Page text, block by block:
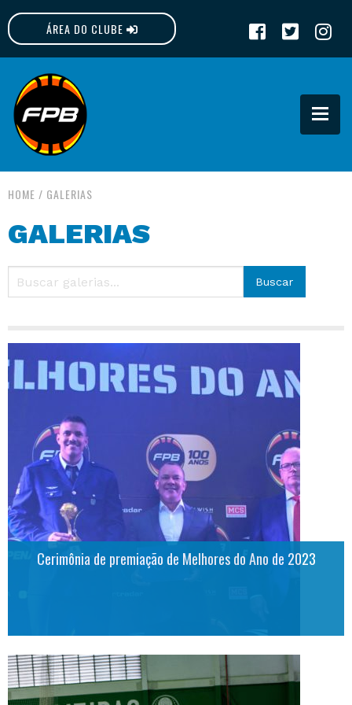
ÁREA DO CLUBE
FPB
HOME / GALERIAS
GALERIAS
Buscar
Cerimônia de premiação de Melhores do Ano de 2023